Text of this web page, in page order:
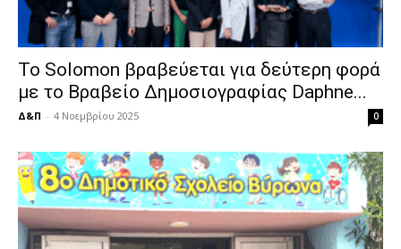
Το Solomon βραβεύεται για δεύτερη φορά
με το Βραβείο Δημοσιογραφίας Daphne...
Δ&Π - 4 Νοεμβρίου 2025 0